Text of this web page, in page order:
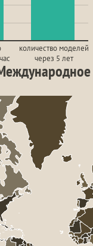
количество моделей
через 5 лет